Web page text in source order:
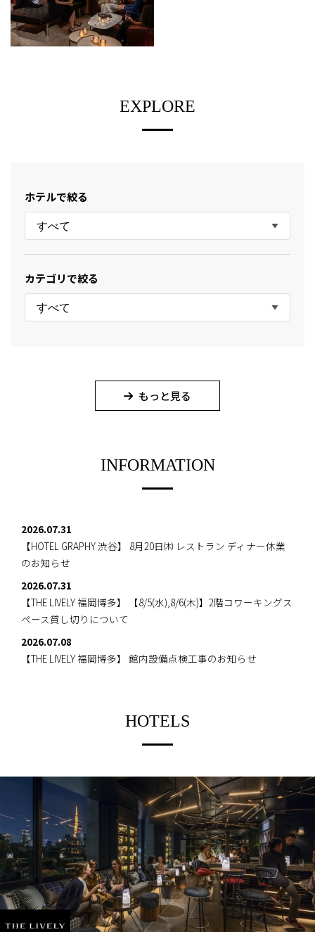
EXPLORE
ホテルで絞る
すべて
カテゴリで絞る
すべて
もっと見る
INFORMATION
2026.07.31
【HOTEL GRAPHY 渋谷】 8月20日㈭ レストラン ディナー休業
のお知らせ
2026.07.31
【THE LIVELY 福岡博多】
【8/5(水),8/6(木)】2階コワーキングス
ペース貸し切りについて
2026.07.08
【THE LIVELY 福岡博多】 館内設備点検工事のお知らせ
HOTELS